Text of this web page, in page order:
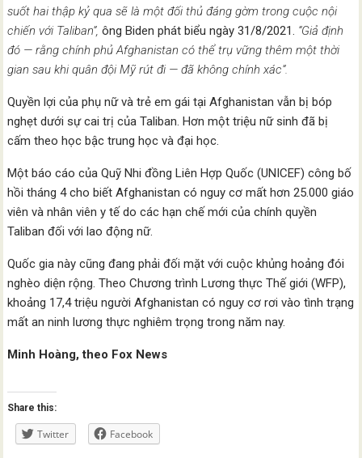
suốt hai thập kỷ qua sẽ là một đối thủ đáng gờm trong cuộc nội
chiến với Taliban”,ông Biden phát biểu ngày 31/8/2021. “Giả định
đó — rằng chính phủ Afghanistan có thể trụ vững thêm một thời
gian sau khi quân đội Mỹ rút đi — đã không chính xác”.
Quyền lợi của phụ nữ và trẻ em gái tại Afghanistan vẫn bị bóp
nghẹt dưới sự cai trị của Taliban. Hơn một triệu nữ sinh đã bị
cấm theo học bậc trung học và đại học.
Một báo cáo của Quỹ Nhi đồng Liên Hợp Quốc (UNICEF) công bố
hồi tháng 4 cho biết Afghanistan có nguy cơ mất hơn 25.000 giáo
viên và nhân viên y tế do các hạn chế mới của chính quyền
Taliban đối với lao động nữ.
Quốc gia này cũng đang phải đối mặt với cuộc khủng hoảng đói
nghèo diện rộng. Theo Chương trình Lương thực Thế giới (WFP),
khoảng 17,4 triệu người Afghanistan có nguy cơ rơi vào tình trạng
mất an ninh lương thực nghiêm trọng trong năm nay.
Minh Hoàng, theo Fox News
Share this:
Twitter Facebook